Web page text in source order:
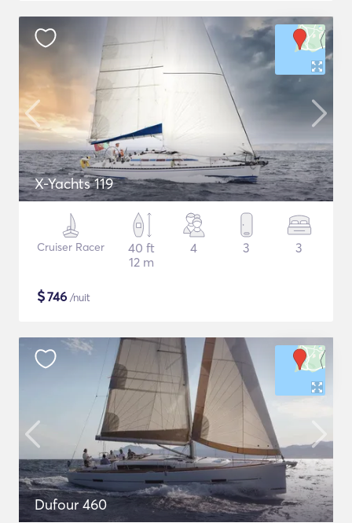
X-Yachts 119
Cruiser Racer
40 ft
12 m
4 3 3
$746 /nuit
Dufour 460